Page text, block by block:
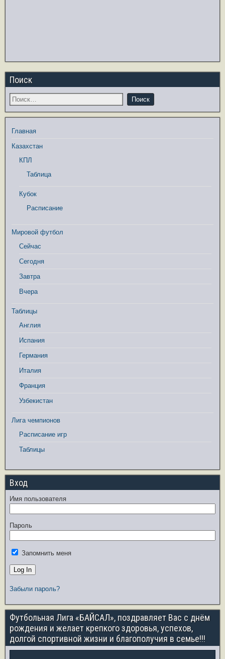
Поиск
Главная
Казахстан
КПЛ
Таблица
Кубок
Расписание
Мировой футбол
Сейчас
Сегодня
Завтра
Вчера
Таблицы
Англия
Испания
Германия
Италия
Франция
Узбекистан
Лига чемпионов
Расписание игр
Таблицы
Вход
Имя пользователя
Пароль
Запомнить меня
Забыли пароль?
Футбольная Лига «БАЙСАЛ», поздравляет Вас с днём
рождения и желает крепкого здоровья, успехов,
долгой спортивной жизни и благополучия в семье!!!